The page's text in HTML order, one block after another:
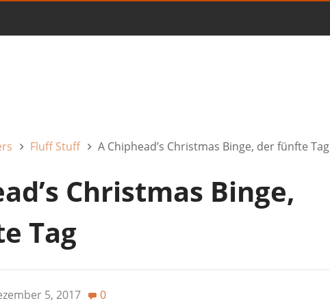
Fluff Stuff A Chiphead’s Christmas Binge, der fünfte Tag
Christmas Binge,
Tag
5, 2017 0